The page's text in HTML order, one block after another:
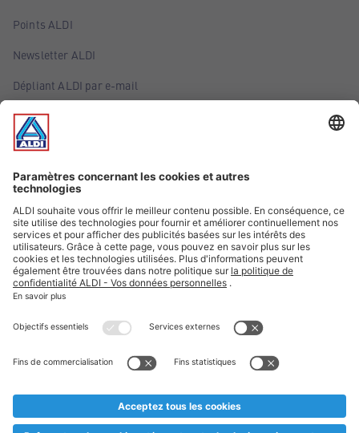
Points ALDI
Newsletter ALDI
Dépliant ALDI par e-mail
Offres
Infos essentielles
Suivez ALDI Belgique
Textes marqués d'un astérisque et mentions légales
* Nous vendons ces articles temporairement et jusqu'à
au cas où, malgré le planning bien étudié, nous serions
prématurément en rupture de stock. Prix Recupel et TVA incl.
** Sur ce site, l’utilisation de la forme masculine a été adoptée